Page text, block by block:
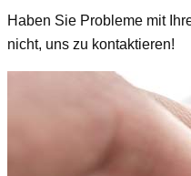
Haben Sie Probleme mit
nicht, uns zu kontaktieren!